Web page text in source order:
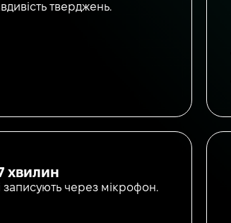
тверджень.
хвилин
записують через мікрофон.